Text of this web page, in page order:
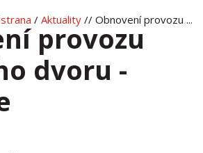
/ Aktuality // Obnovení provozu ...
provozu
dvoru -